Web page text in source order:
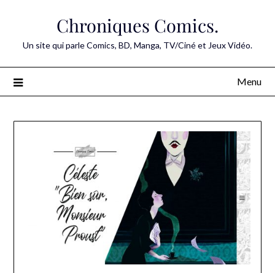
Chroniques Comics.
Un site qui parle Comics, BD, Manga, TV/Ciné et Jeux Vidéo.
Menu